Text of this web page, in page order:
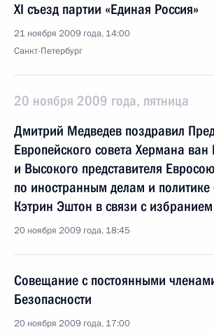
XI съезд партии «Единая Россия»
21 ноября 2009 года, 14:00
Санкт-Петербург
20 ноября 2009 года, пятница
Дмитрий Медведев поздравил
Европейского совета Хермана ван
и Высокого представителя
по иностранным делам и политике
Кэтрин Эштон в связи с
20 ноября 2009 года, 18:45
Совещание с постоянными
Безопасности
20 ноября 2009 года, 17:00